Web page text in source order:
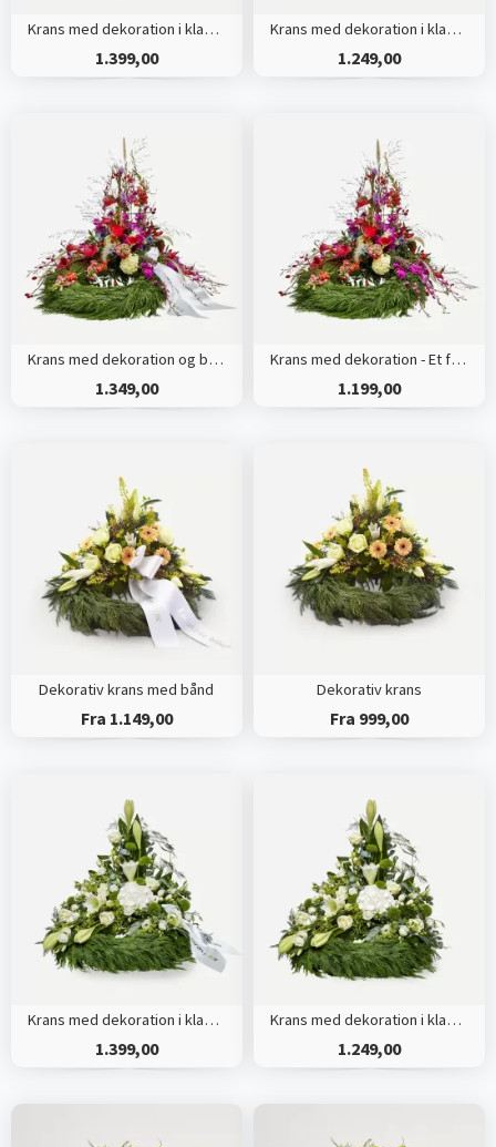
Krans med dekoration i klassisk stil - rød og hvid - med bånd
1.399,00
Krans med dekoration i klassisk stil - rød og hvid
1.249,00
Krans med dekoration og bånd - Et farverigt farvel
1.349,00
Krans med dekoration - Et farverigt farvel
1.199,00
Dekorativ krans med bånd
Fra 1.149,00
Dekorativ krans
Fra 999,00
Krans med dekoration i klassisk stil og bånd creme
1.399,00
Krans med dekoration i klassisk stil - creme
1.249,00